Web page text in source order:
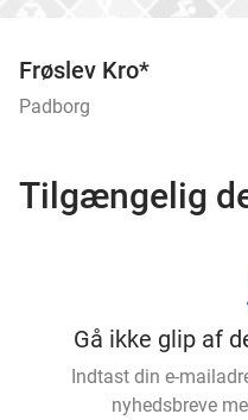
Frøslev Kro*
Padborg
Tilgængelig
Gå ikke glip af
Indtast din e-
nyhedsbreve